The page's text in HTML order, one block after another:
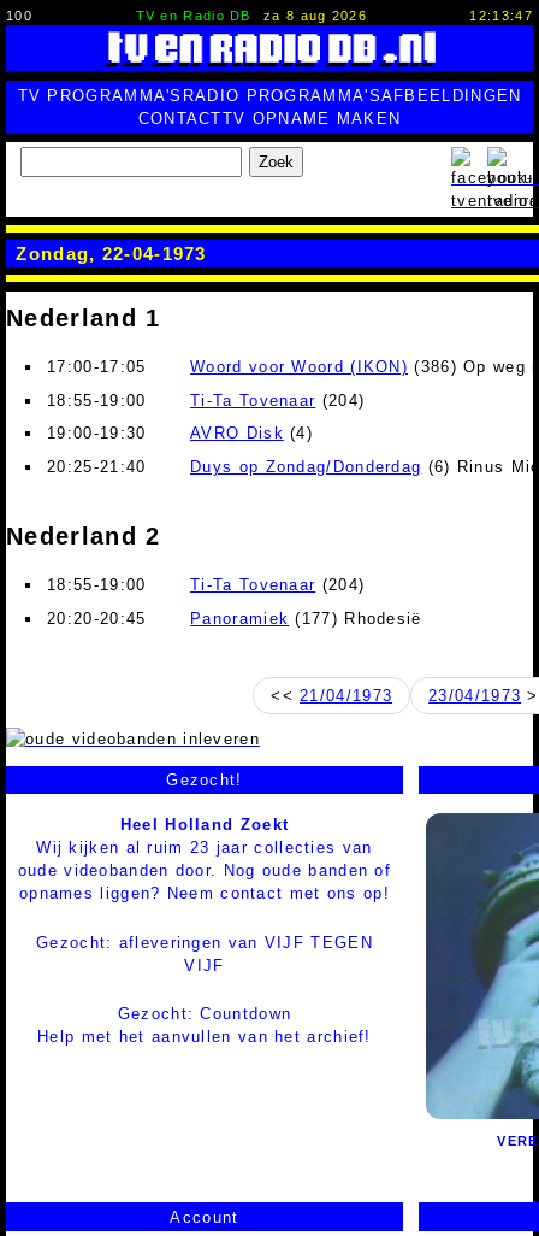
100 TV en Radio DB za 8 aug 2026 12:13:48
TV PROGRAMMA'S RADIO PROGRAMMA'SAFBEELDINGEN
CONTACTTV OPNAME MAKEN
Zoek
Zondag, 22-04-1973
Nederland 1
17:00-17:05 Woord voor Woord (IKON) (386) Op weg
18:55-19:00
Ti-Ta Tovenaar (204)
19:00-19:30
AVRO Disk (4)
20:25-21:40
Duys op Zondag/Donderdag (6) Rinus
Nederland 2
18:55-19:00 Ti-Ta Tovenaar (204)
20:20-20:45
Panoramiek (177) Rhodesië
<<21/04/1973 23/04/1973
Gezocht!
Heel Holland Zoekt
Wij kijken al ruim 23 jaar collecties van
oude videobanden door. Nog oude banden of
opnames liggen? Neem contact met ons op!
Gezocht: afleveringen van VIJF TEGEN
VIJF
Gezocht: Countdown
Help met het aanvullen van het archief!
Account